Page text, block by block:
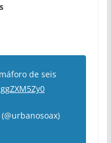
de seis